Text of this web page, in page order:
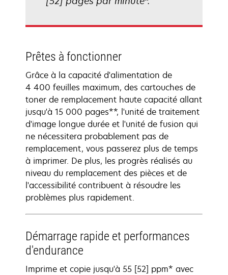
Prêtes à fonctionner
Grâce à la capacité d'alimentation de
4 400 feuilles maximum, des cartouches de
toner de remplacement haute capacité allant
jusqu'à 15 000 pages**, l'unité de traitement
d'image longue durée et l'unité de fusion qui
ne nécessitera probablement pas de
remplacement, vous passerez plus de temps
à imprimer. De plus, les progrès réalisés au
niveau du remplacement des pièces et de
l'accessibilité contribuent à résoudre les
problèmes plus rapidement.
Démarrage rapide et performances
d'endurance
Imprime et copie jusqu'à 55 [52] ppm* avec